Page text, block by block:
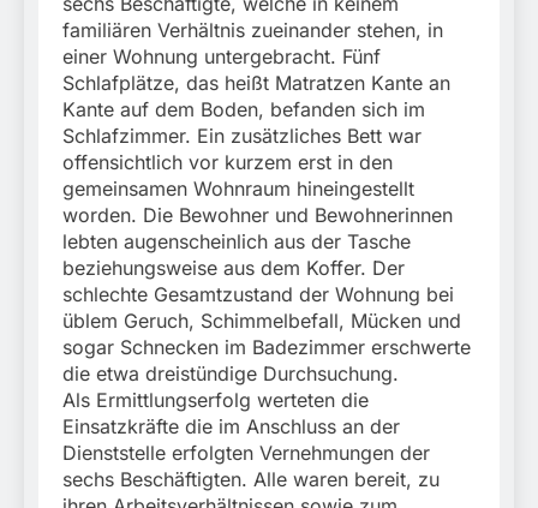
familiären Verhältnis zueinander stehen, in
einer Wohnung untergebracht. Fünf
Schlafplätze, das heißt Matratzen Kante an
Kante auf dem Boden, befanden sich im
Schlafzimmer. Ein zusätzliches Bett war
offensichtlich vor kurzem erst in den
gemeinsamen Wohnraum hineingestellt
worden. Die Bewohner und Bewohnerinnen
lebten augenscheinlich aus der Tasche
beziehungsweise aus dem Koffer. Der
schlechte Gesamtzustand der Wohnung bei
üblem Geruch, Schimmelbefall, Mücken und
sogar Schnecken im Badezimmer erschwerte
die etwa dreistündige Durchsuchung.
Als Ermittlungserfolg werteten die
Einsatzkräfte die im Anschluss an der
Dienststelle erfolgten Vernehmungen der
sechs Beschäftigten. Alle waren bereit, zu